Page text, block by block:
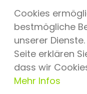
Cookies
bestmögliche
unserer
Seite erklären
dass wir
Mehr Infos
parkscout.de